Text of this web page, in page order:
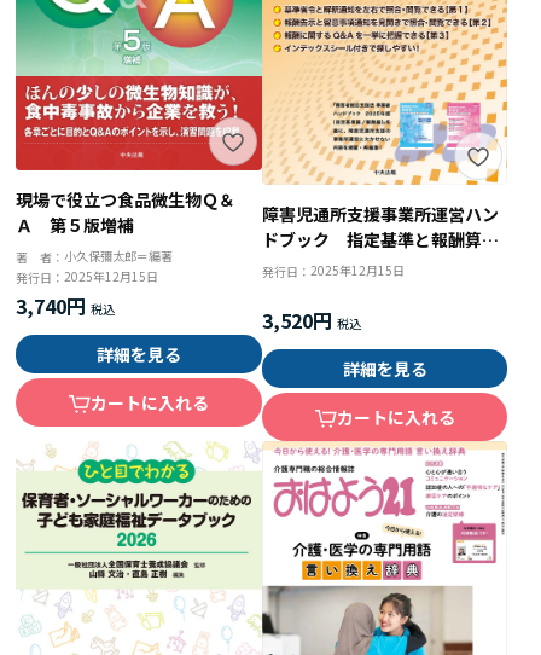
現場で役立つ食品微生物Ｑ＆
Ａ 第５版増補
著 者： 小久保彌太郎＝編著
発行日：2025年12月15日
3,740円
詳細を見る
カートに入れる
障害児通所支援事業所運営ハン
ドブック 指定基準と報酬算定
基準
発行日： 2025年12月15日
3,520円
詳細を見る
カートに入れる